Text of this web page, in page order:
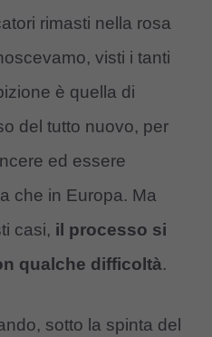
rimasti nella rosa
visti i tanti
è quella di
del tutto nuovo, per
ed essere
che in Europa. Ma
casi, il processo si
qualche difficoltà.
sotto la spinta del